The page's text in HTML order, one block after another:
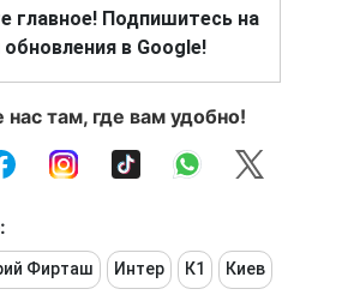
главное! Подпишитесь на
в Google!
нас там, где вам удобно!
Фирташ Интер К1 Киев